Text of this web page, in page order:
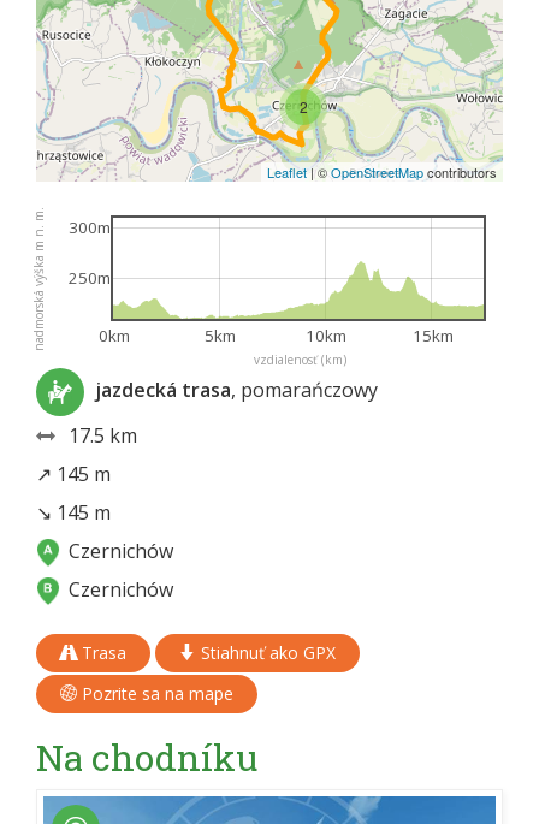
2
Leaflet |©OpenStreetMapcontributors
vzdialenosť (km)
nadmorská výška m n. m. 0km 5km 10km 15km
250m
300m
jazdecká trasa, pomarańczowy
17.5 km
↗ 145 m
↘ 145 m
Czernichów
Czernichów
Trasa
Stiahnuť ako GPX
Pozrite sa na mape
Na chodníku